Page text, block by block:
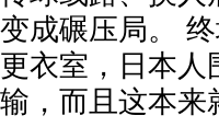
变成碾压局。
更衣室，日本
输，而且这本来